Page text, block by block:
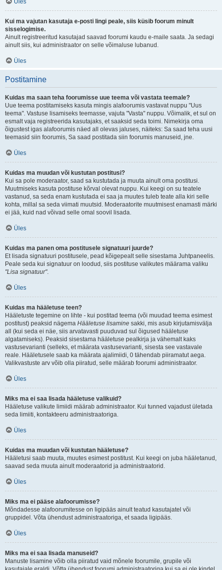
Üles
Kui ma vajutan kasutaja e-posti lingi peale, siis küsib foorum minult
sisselogimise.
Ainult registreeritud kasutajad saavad foorumi kaudu e-maile saata. Ja sedagi
ainult siis, kui administraator on selle võimaluse lubanud.
Üles
Postitamine
Kuidas ma saan teha foorumisse uue teema või vastata teemale?
Uue teema postitamiseks kasuta mingis alafoorumis vastavat nuppu "Uus
teema". Vastuse lisamiseks teemasse, vajuta "Vasta" nuppu. Võimalik, et sul on
esmalt vaja registreerida kasutajaks, et saaksid seda toimi. Nimekirja oma
õigustest igas alafoorumis näed all olevas jaluses, näiteks: Sa saad teha uusi
teemasid siin foorumis, Sa saad postitada siin foorumis manuseid, jne.
Üles
Kuidas ma muudan või kustutan postitusi?
Kui sa pole moderaator, saad sa kustutada ja muuta ainult oma postitusi.
Muutmiseks kasuta postituse kõrval olevat nuppu. Kui keegi on su teatele
vastanud, sa seda enam kustutada ei saa ja muutes tuleb teate alla kiri selle
kohta, millal sa seda viimati muutsid. Moderaatorite muutmisest enamasti märki
ei jää, kuid nad võivad selle omal soovil lisada.
Üles
Kuidas ma panen oma postitusele signatuuri juurde?
Et lisada signatuuri postitusele, pead kõigepealt selle sisestama Juhtpaneelis.
Peale seda kui signatuur on loodud, siis postituse valikutes määrama valiku
"Lisa signatuur".
Üles
Kuidas ma hääletuse teen?
Hääletuste tegemine on lihte - kui postitad teema (või muudad teema esimest
postitust) peaksid nägema Hääletuse lisamine sakki, mis asub kirjutamisvälja
all (kui seda ei näe, siis arvatavasti puuduvad sul õigused hääletuse
algatamiseks). Peaksid sisestama hääletuse pealkirja ja vähemalt kaks
vastusevarianti (selleks, et määrata vastusevarianti, sisesta see vastavale
reale. Hääletusele saab ka määrata ajalimiidi, 0 tähendab piiramatut aega.
Valikvastuste arv võib olla piiratud, selle määrab foorumi administraator.
Üles
Miks ma ei saa lisada hääletuse valikuid?
Hääletuse valikute limiidi määrab administraator. Kui tunned vajadust ületada
seda limiiti, kontakteeru administraatoriga.
Üles
Kuidas ma muudan või kustutan hääletuse?
Hääletusi saab muuta, muutes esimest postitust. Kui keegi on juba hääletanud,
saavad seda muuta ainult moderaatorid ja administraatorid.
Üles
Miks ma ei pääse alafoorumisse?
Mõndadesse alafoorumitesse on ligipääs ainult teatud kasutajatel või
gruppidel. Võta ühendust administraatoriga, et saada ligipääs.
Üles
Miks ma ei saa lisada manuseid?
Manuste lisamine võib olla piiratud vaid mõnele foorumile, grupile või